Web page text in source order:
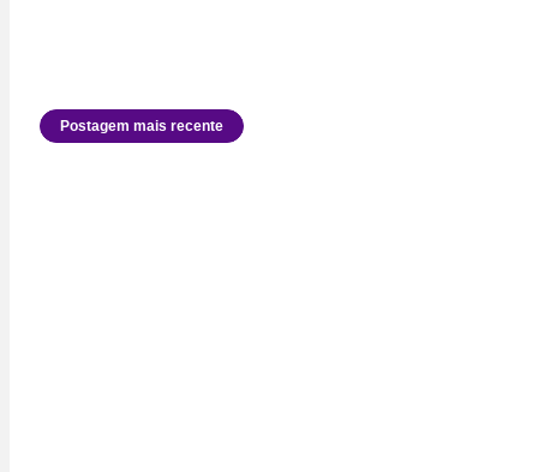
Postagem mais recente